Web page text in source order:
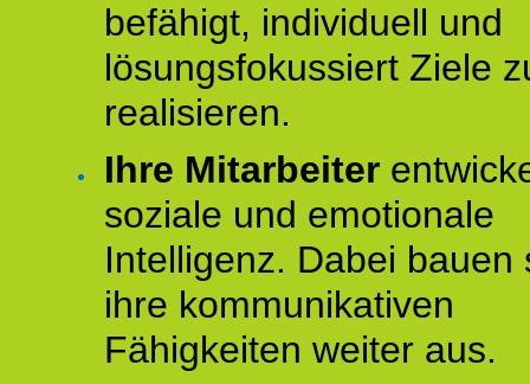
befähigt, individuell und
lösungsfokussiert Ziele
realisieren.
Ihre Mitarbeiter
soziale und emotionale
Intelligenz. Dabei bauen
ihre kommunikativen
Fähigkeiten weiter aus.